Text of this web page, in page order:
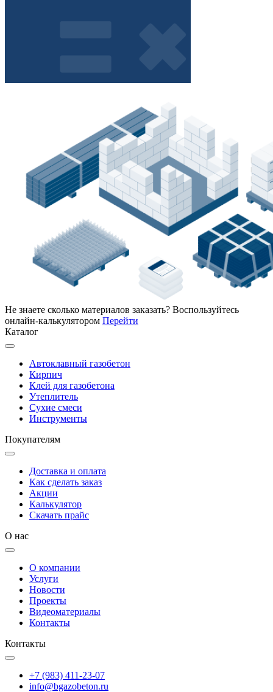
Не знаете сколько материалов заказать? Воспользуйтесь
онлайн-калькулятором Перейти
Каталог
Автоклавный газобетон
Кирпич
Клей для газобетона
Утеплитель
Сухие смеси
Инструменты
Покупателям
Доставка и оплата
Как сделать заказ
Акции
Калькулятор
Скачать прайс
О нас
О компании
Услуги
Новости
Проекты
Видеоматериалы
Контакты
Контакты
+7 (983) 411-23-07
info@bgazobeton.ru